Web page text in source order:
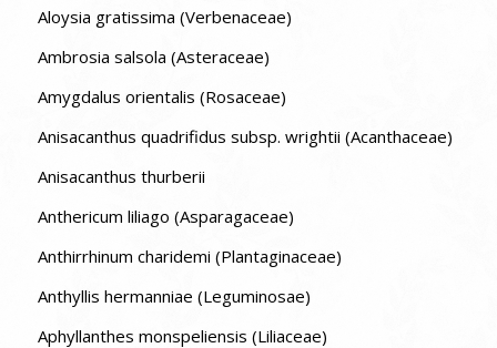
Aloysia gratissima (Verbenaceae)
Ambrosia salsola (Asteraceae)
Amygdalus orientalis (Rosaceae)
Anisacanthus quadrifidus subsp. wrightii (Acanthaceae)
Anisacanthus thurberii
Anthericum liliago (Asparagaceae)
Anthirrhinum charidemi (Plantaginaceae)
Anthyllis hermanniae (Leguminosae)
Aphyllanthes monspeliensis (Liliaceae)